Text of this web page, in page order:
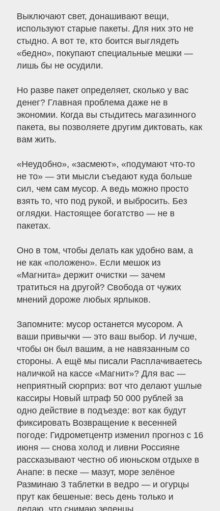
Выключают свет, донашивают вещи,
используют старые пакеты. Для них это не
стыдно. А вот те, кто боится выглядеть
«бедно», покупают специальные мешки —
лишь бы не осудили.
Но разве пакет определяет, сколько у вас
денег? Главная проблема даже не в
экономии. Когда вы стыдитесь магазинного
пакета, вы позволяете другим диктовать, как
вам жить.
«Неудобно», «засмеют», «подумают что-то
не то» — эти мысли съедают куда больше
сил, чем сам мусор. А ведь можно просто
взять то, что под рукой, и выбросить. Без
оглядки. Настоящее богатство — не в
пакетах.
Оно в том, чтобы делать как удобно вам, а
не как «положено». Если мешок из
«Магнита» держит очистки — зачем
тратиться на другой? Свобода от чужих
мнений дороже любых ярлыков.
Запомните: мусор останется мусором. А
ваши привычки — это ваш выбор. И лучше,
чтобы он был вашим, а не навязанным со
стороны. А ещё мы писали Расплачиваетесь
наличкой на кассе «Магнит»? Для вас —
неприятный сюрприз: вот что делают ушлые
кассиры Новый штраф 50 000 рублей за
одно действие в подъезде: вот как будут
фиксировать Возвращение к весенней
погоде: Гидрометцентр изменил прогноз с 16
июня — снова холод и ливни Россияне
рассказывают честно об июньском отдыхе в
Анапе: в песке — мазут, море зелёное
Разминаю 3 таблетки в ведро — и огурцы
прут как бешеные: весь день только и